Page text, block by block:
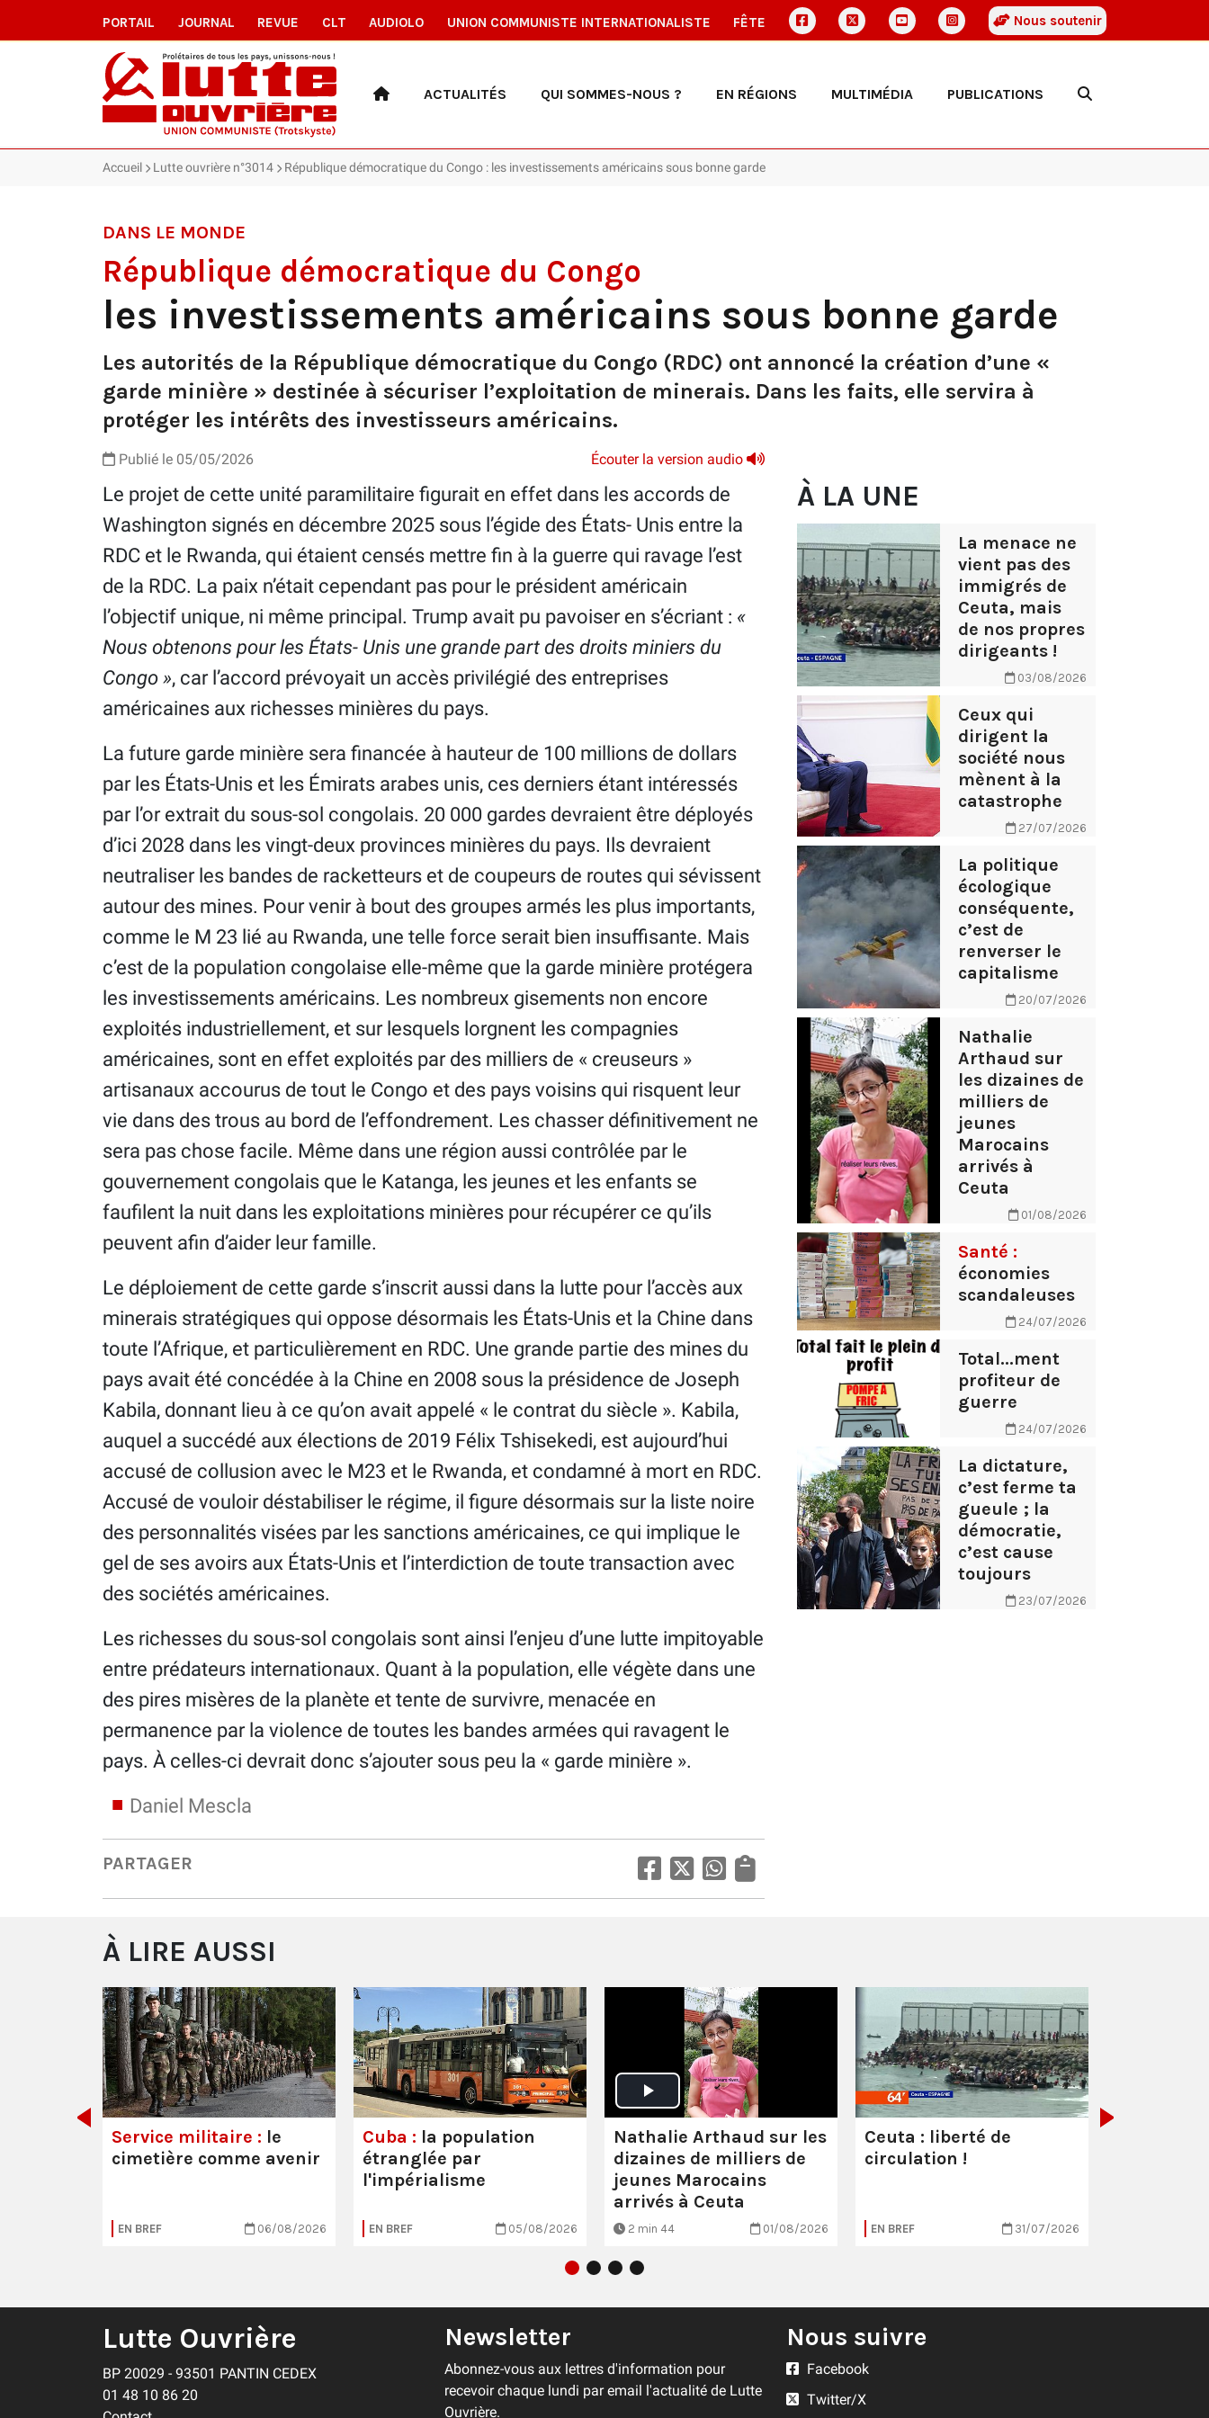
PORTAIL JOURNAL REVUE CLT AUDIOLO UNION COMMUNISTE INTERNATIONALISTE FÊTE Nous soutenir
ACTUALITÉS QUI SOMMES-NOUS ? EN RÉGIONS MULTIMÉDIA PUBLICATIONS
Accueil Lutte ouvrière n°3014 République démocratique du Congo : les investissements américains sous bonne garde
DANS LE MONDE
République démocratique du Congo
les investissements américains sous bonne garde
Les autorités de la République démocratique du Congo (RDC) ont annoncé la création d’une «
garde minière » destinée à sécuriser l’exploitation de minerais. Dans les faits, elle servira à
protéger les intérêts des investisseurs américains.
Publié le 05/05/2026 Écouter la version audio
Le projet de cette unité paramilitaire figurait en effet dans les accords de
Washington signés en décembre 2025 sous l’égide des États- Unis entre la
RDC et le Rwanda, qui étaient censés mettre fin à la guerre qui ravage l’est
de la RDC. La paix n’était cependant pas pour le président américain
l’objectif unique, ni même principal. Trump avait pu pavoiser en s’écriant : «
Nous obtenons pour les États- Unis une grande part des droits miniers du
Congo », car l’accord prévoyait un accès privilégié des entreprises
américaines aux richesses minières du pays.
La future garde minière sera financée à hauteur de 100 millions de dollars
par les États-Unis et les Émirats arabes unis, ces derniers étant intéressés
par l’or extrait du sous-sol congolais. 20 000 gardes devraient être déployés
d’ici 2028 dans les vingt-deux provinces minières du pays. Ils devraient
neutraliser les bandes de racketteurs et de coupeurs de routes qui sévissent
autour des mines. Pour venir à bout des groupes armés les plus importants,
comme le M 23 lié au Rwanda, une telle force serait bien insuffisante. Mais
c’est de la population congolaise elle-même que la garde minière protégera
les investissements américains. Les nombreux gisements non encore
exploités industriellement, et sur lesquels lorgnent les compagnies
américaines, sont en effet exploités par des milliers de « creuseurs »
artisanaux accourus de tout le Congo et des pays voisins qui risquent leur
vie dans des trous au bord de l’effondrement. Les chasser définitivement ne
sera pas chose facile. Même dans une région aussi contrôlée par le
gouvernement congolais que le Katanga, les jeunes et les enfants se
faufilent la nuit dans les exploitations minières pour récupérer ce qu’ils
peuvent afin d’aider leur famille.
Le déploiement de cette garde s’inscrit aussi dans la lutte pour l’accès aux
minerais stratégiques qui oppose désormais les États-Unis et la Chine dans
toute l’Afrique, et particulièrement en RDC. Une grande partie des mines du
pays avait été concédée à la Chine en 2008 sous la présidence de Joseph
Kabila, donnant lieu à ce qu’on avait appelé « le contrat du siècle ». Kabila,
auquel a succédé aux élections de 2019 Félix Tshisekedi, est aujourd’hui
accusé de collusion avec le M23 et le Rwanda, et condamné à mort en RDC.
Accusé de vouloir déstabiliser le régime, il figure désormais sur la liste noire
des personnalités visées par les sanctions américaines, ce qui implique le
gel de ses avoirs aux États-Unis et l’interdiction de toute transaction avec
des sociétés américaines.
Les richesses du sous-sol congolais sont ainsi l’enjeu d’une lutte impitoyable
entre prédateurs internationaux. Quant à la population, elle végète dans une
des pires misères de la planète et tente de survivre, menacée en
permanence par la violence de toutes les bandes armées qui ravagent le
pays. À celles-ci devrait donc s’ajouter sous peu la « garde minière ».
Daniel Mescla
PARTAGER
À LA UNE
La menace ne
vient pas des
immigrés de
Ceuta, mais
de nos propres
dirigeants !
03/08/2026
Ceux qui
dirigent la
société nous
mènent à la
catastrophe
27/07/2026
La politique
écologique
conséquente,
c’est de
renverser le
capitalisme
20/07/2026
Nathalie
Arthaud sur
les dizaines de
milliers de
jeunes
Marocains
arrivés à
Ceuta
01/08/2026
Santé :
économies
scandaleuses
24/07/2026
Total...ment
profiteur de
guerre
24/07/2026
La dictature,
c’est ferme ta
gueule ; la
démocratie,
c’est cause
toujours
23/07/2026
À LIRE AUSSI
Service militaire : le
cimetière comme avenir
EN BREF 06/08/2026
Cuba : la population
étranglée par
l'impérialisme
EN BREF 05/08/2026
Nathalie Arthaud sur les
dizaines de milliers de
jeunes Marocains
arrivés à Ceuta
2 min 44 01/08/2026
Ceuta : liberté de
circulation !
EN BREF 31/07/2026
Lutte Ouvrière
BP 20029 - 93501 PANTIN CEDEX
01 48 10 86 20
Newsletter
Abonnez-vous aux lettres d'information pour
recevoir chaque lundi par email l'actualité de Lutte
Ouvrière.
Nous suivre
Facebook
Twitter/X